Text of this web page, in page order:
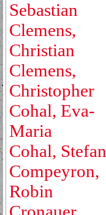
Sebastian
Clemens,
Christian
Clemens,
Christopher
Cohal, Eva-
Maria
Cohal, Stefan
Compeyron,
Robin